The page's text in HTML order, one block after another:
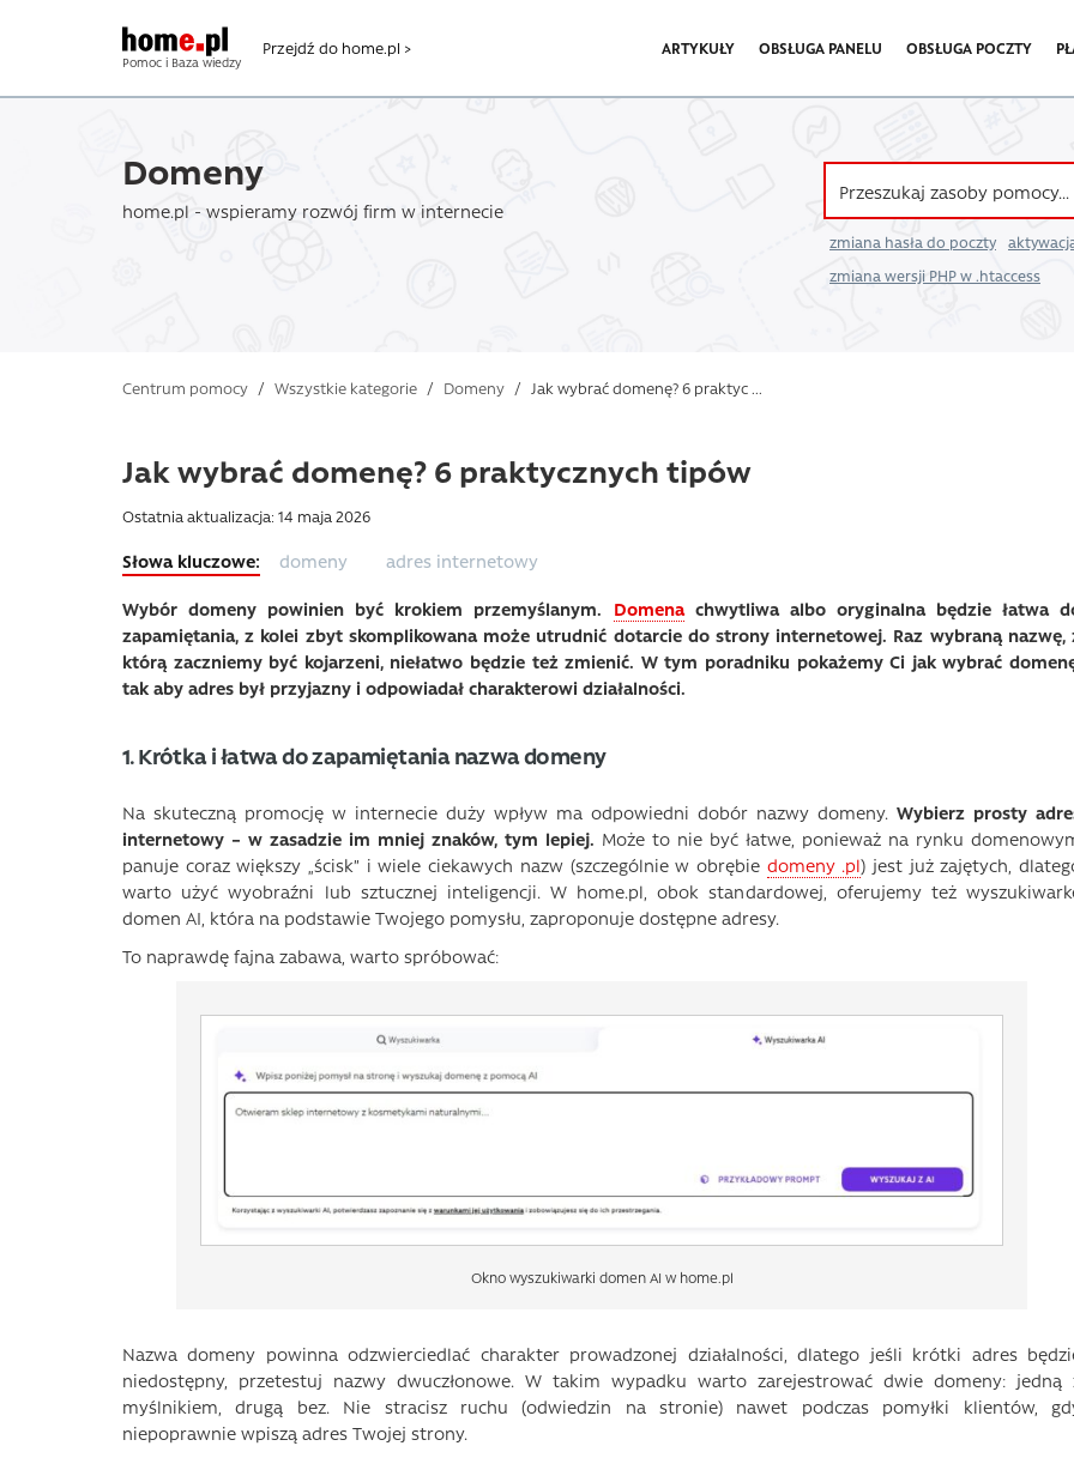
Pomoc i Baza wiedzy
Przejdź do home.pl > ARTYKUŁY OBSŁUGA PANELU OBSŁUGA POCZTY
Domeny
home.pl - wspieramy rozwój firm w internecie
zmiana hasła do poczty
zmiana wersji PHP w .htaccess
Centrum pomocy / Wszystkie kategorie / Domeny / Jak wybrać domenę? 6 praktyc ...
Jak wybrać domenę? 6 praktycznych tipów
Ostatnia aktualizacja: 14 maja 2026
domeny
adres internetowy
Wybór domeny powinien być krokiem przemyślanym. Domenachwytliwa albo oryginalna będzie łatwa
zapamiętania, z kolei zbyt skomplikowana może utrudnić dotarcie do strony internetowej. Raz wybraną nazwę,
którą zaczniemy być kojarzeni, niełatwo będzie też zmienić. W tym poradniku pokażemy Ci jak wybrać
tak aby adres był przyjazny i odpowiadał charakterowi działalności.
1. Krótka i łatwa do zapamiętania nazwa domeny
Na skuteczną promocję w internecie duży wpływ ma odpowiedni dobór nazwy domeny. Wybierz prosty
internetowy – w zasadzie im mniej znaków, tym lepiej. Może to nie być łatwe, ponieważ na rynku
panuje coraz większy „ścisk” i wiele ciekawych nazw (szczególnie w obrębie domeny .pl) jest już zajętych,
warto użyć wyobraźni lub sztucznej inteligencji. W home.pl, obok standardowej, oferujemy też
domen AI, która na podstawie Twojego pomysłu, zaproponuje dostępne adresy.
To naprawdę fajna zabawa, warto spróbować:
Okno wyszukiwarki domen AI w home.pl
Nazwa domeny powinna odzwierciedlać charakter prowadzonej działalności, dlatego jeśli krótki adres
niedostępny, przetestuj nazwy dwuczłonowe. W takim wypadku warto zarejestrować dwie domeny: jedną
myślnikiem, drugą bez. Nie stracisz ruchu (odwiedzin na stronie) nawet podczas pomyłki klientów,
niepoprawnie wpiszą adres Twojej strony.